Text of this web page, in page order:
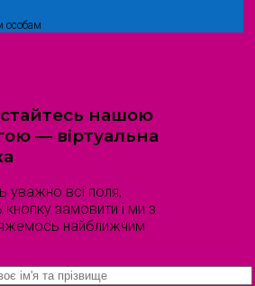
особам
нашою
— віртуальна
уважно всі поля,
кнопку замовити і ми з
найближчим